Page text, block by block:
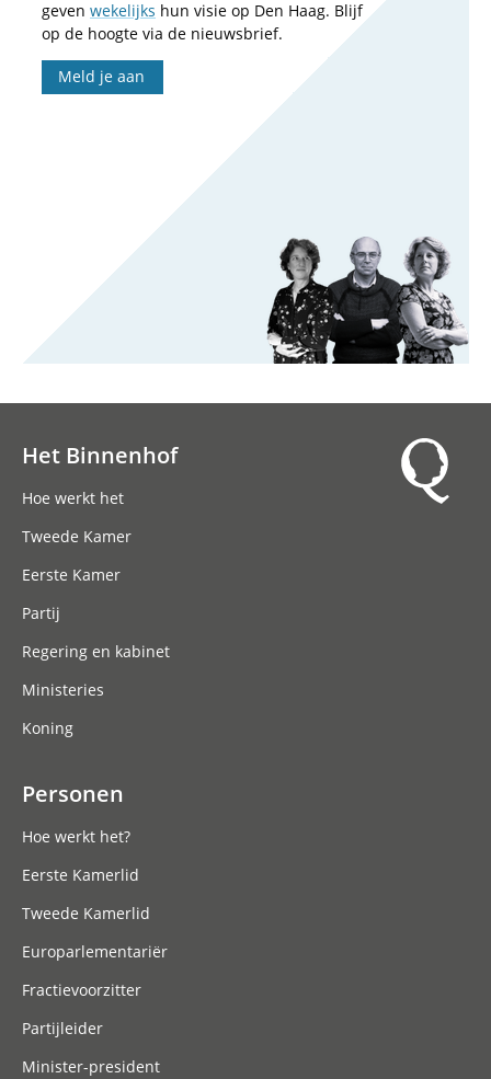
geven wekelijks hun visie op Den Haag. Blijf
op de hoogte via de nieuwsbrief.
Meld je aan
Het Binnenhof
Hoe werkt het
Tweede Kamer
Eerste Kamer
Partij
Regering en kabinet
Ministeries
Koning
Personen
Hoe werkt het?
Eerste Kamerlid
Tweede Kamerlid
Europarlementariër
Fractievoorzitter
Partijleider
Minister-president